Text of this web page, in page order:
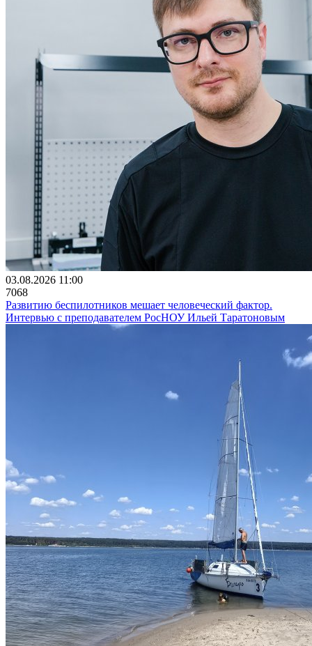
03.08.2026 11:00
7068
Развитию беспилотников мешает человеческий фактор.
Интервью с преподавателем РосНОУ Ильей Таратоновым